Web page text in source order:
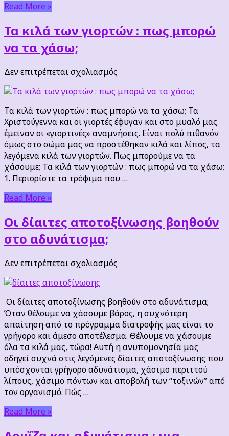
σύντομα;
Read More »
Τα κιλά των γιορτών : πως μπορώ
να τα χάσω;
Δεν επιτρέπεται σχολιασμός
κιλά
γιορτών
:
πως
μπορώ
να
τα
χάσω;
Τα κιλά των γιορτών : πως μπορώ να τα χάσω; Τα
Χριστούγεννα και οι γιορτές έφυγαν και στο μυαλό μας
έμειναν οι «γιορτινές» αναμνήσεις. Είναι πολύ πιθανόν
όμως στο σώμα μας να προστέθηκαν κιλά και λίπος, τα
λεγόμενα κιλά των γιορτών. Πως μπορούμε να τα
χάσουμε; Τα κιλά των γιορτών : πως μπορώ να τα χάσω;
1. Περιορίστε τα τρόφιμα που …
Read More »
Οι δίαιτες αποτοξίνωσης βοηθούν
στο αδυνάτισμα;
Δεν επιτρέπεται σχολιασμός
αποτοξίνωσης
βοηθούν
στο
αδυνάτισμα;
Οι δίαιτες αποτοξίνωσης βοηθούν στο αδυνάτισμα;
Όταν θέλουμε να χάσουμε βάρος, η συχνότερη
απαίτηση από το πρόγραμμα διατροφής μας είναι το
γρήγορο και άμεσο αποτέλεσμα. Θέλουμε να χάσουμε
όλα τα κιλά μας, τώρα! Αυτή η ανυπομονησία μας
οδηγεί συχνά στις λεγόμενες δίαιτες αποτοξίνωσης που
υπόσχονται γρήγορο αδυνάτισμα, χάσιμο περιττού
λίπους, χάσιμο πόντων και αποβολή των “τοξινών” από
τον οργανισμό. Πώς …
Read More »